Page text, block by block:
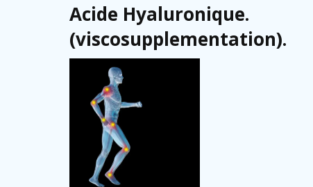
Acide Hyaluronique.
(viscosupplementation).